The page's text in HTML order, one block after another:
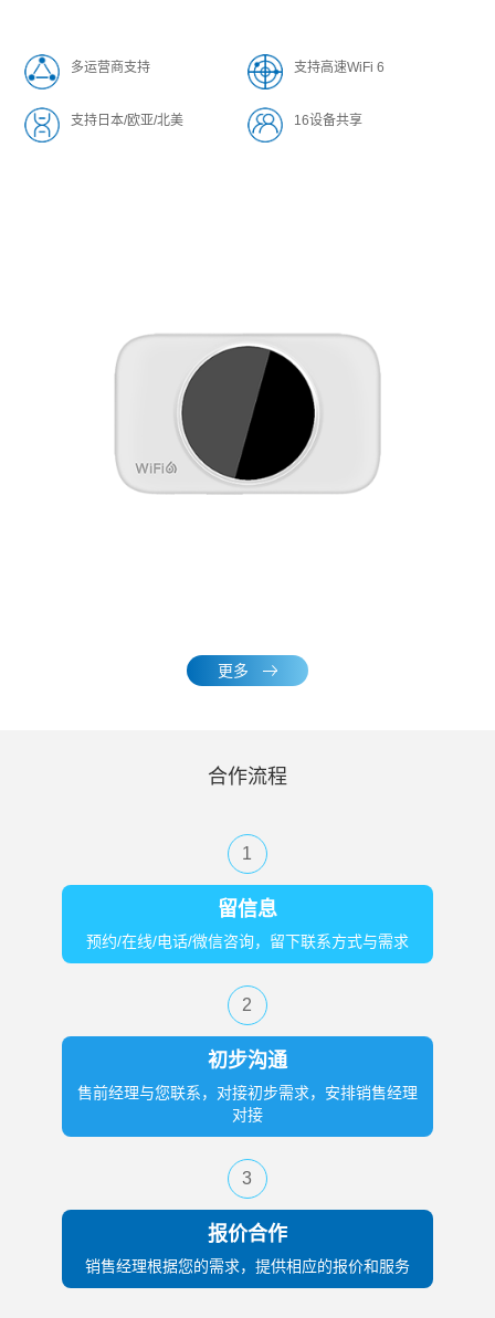
多运营商支持 支持高速WiFi 6
支持日本/欧亚/北美 16设备共享
更多
合作流程
1
留信息
预约/在线/电话/微信咨询，留下联系方式与需求
2
初步沟通
售前经理与您联系，对接初步需求，安排销售经理
对接
3
报价合作
销售经理根据您的需求，提供相应的报价和服务